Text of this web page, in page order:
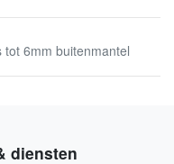
tot 6mm buitenmantel
diensten